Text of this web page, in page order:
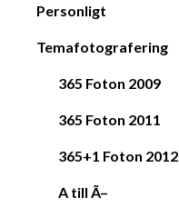
Personligt
Temafotografering
365 Foton 2009
365 Foton 2011
365+1 Foton 2012
A till Ã–